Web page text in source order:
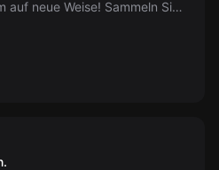
auf neue Weise! Sammeln Sie